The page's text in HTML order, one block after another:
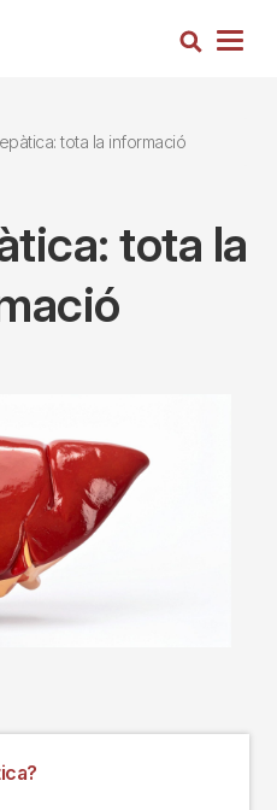
Cerca
tota la informació
tota la